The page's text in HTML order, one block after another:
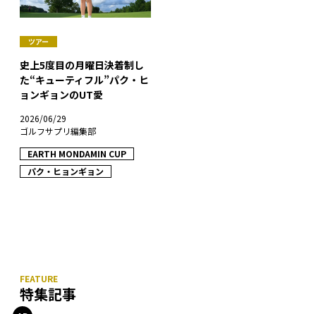
ツアー
史上5度目の月曜日決着制し
た“キューティフル”パク・ヒ
ョンギョンのUT愛
2026/06/29
ゴルフサプリ編集部
EARTH MONDAMIN CUP
パク・ヒョンギョン
特集記事